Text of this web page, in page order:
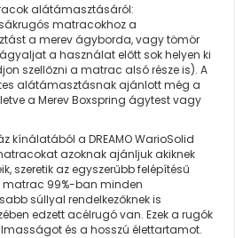
alátámasztásáról:
matracokhoz a
a merev ágyborda, vagy tömör
a használat előtt sok helyen ki
szellőzni a matrac alsó része is). A
alátámasztásnak ajánlott még a
a Merev Boxspring ágytest vagy
kínálatából a DREAMO WarioSolid
azoknak ajánljuk akiknek
szeretik az egyszerűbb felépítésű
99%-ban minden
súllyal rendelkezőknek is
edzett acélrugó van. Ezek a rugók
és a hosszú élettartamot.